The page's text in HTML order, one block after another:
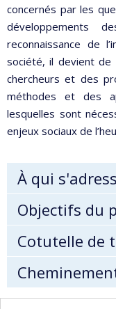
concernés par les
développements
reconnaissance de
société, il devient
chercheurs et des
méthodes et des
lesquelles sont
enjeux sociaux de
À qui
Objectifs du
Cotutelle de